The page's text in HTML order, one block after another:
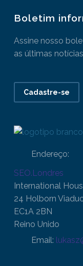
Boletim
Assine nosso
as últimas
Cadastre-se
Endereço:
SEO.Londres
International
24 Holborn
EC1A 2BN
Reino Unido
Email: